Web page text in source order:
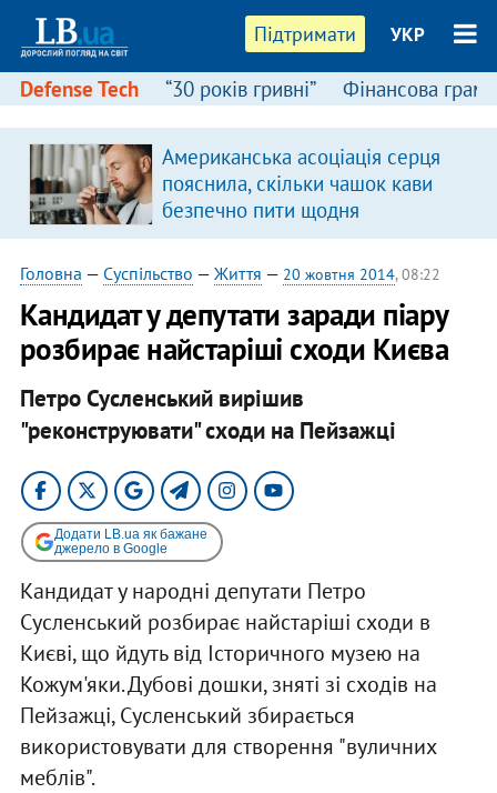
Підтримати УКР
Defense Tech “30 років гривні” Фінансова
Американська асоціація серця
пояснила, скільки чашок кави
безпечно пити щодня
Головна — Суспільство — Життя — 20 жовтня 2014, 08:22
Кандидат у депутати заради піару
розбирає найстаріші сходи Києва
Петро Сусленський вирішив
"реконструювати" сходи на Пейзажці
Додати LB.ua як бажане
джерело в Google
Кандидат у народні депутати Петро
Сусленський розбирає найстаріші сходи в
Києві, що йдуть від Історичного музею на
Кожум'яки. Дубові дошки, зняті зі сходів на
Пейзажці, Сусленський збирається
використовувати для створення "вуличних
меблів".